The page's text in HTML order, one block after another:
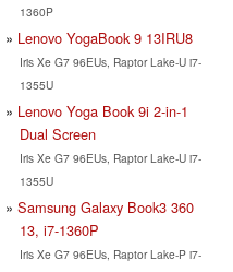
1360P
Lenovo YogaBook 9 13IRU8
Iris Xe G7 96EUs, Raptor Lake-U i7-
1355U
Lenovo Yoga Book 9i 2-in-1
Dual Screen
Iris Xe G7 96EUs, Raptor Lake-U i7-
1355U
Samsung Galaxy Book3 360
13, i7-1360P
Iris Xe G7 96EUs, Raptor Lake-P i7-